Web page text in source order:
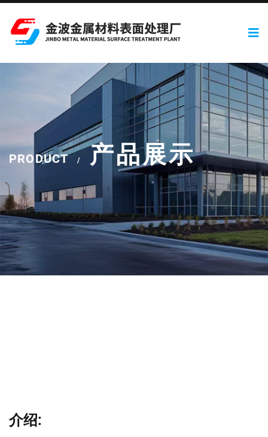
PRODUCT / 产品展示
介绍: